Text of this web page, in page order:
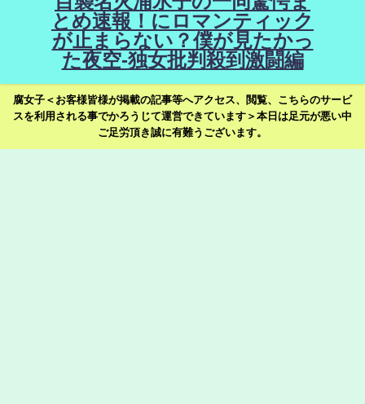
とめ速報！にロマンティック
が止まらない？僕が見たかっ
た夜空-独女批判殺到激闘編
腐女子＜お客様皆様が掲載の記事等へアクセス、閲覧、こちらのサービ
スを利用される事でかろうじて運営できています＞本日は足元が悪い中
ご足労頂き誠に有難うございます。